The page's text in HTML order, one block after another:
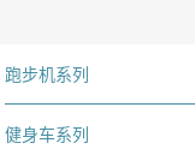
跑步机系列
健身车系列